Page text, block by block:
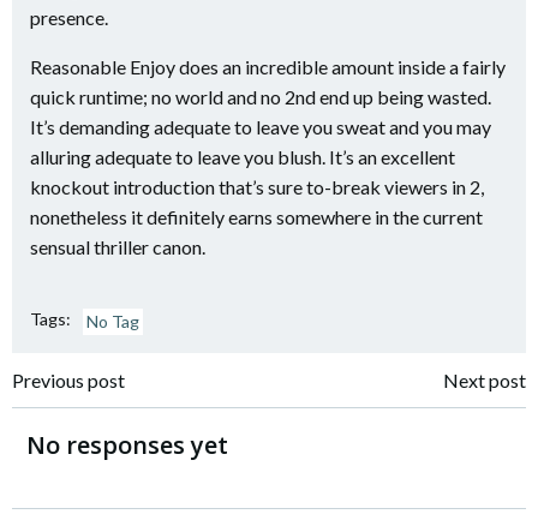
presence.
Reasonable Enjoy does an incredible amount inside a fairly
quick runtime; no world and no 2nd end up being wasted.
It’s demanding adequate to leave you sweat and you may
alluring adequate to leave you blush. It’s an excellent
knockout introduction that’s sure to-break viewers in 2,
nonetheless it definitely earns somewhere in the current
sensual thriller canon.
Tags: No Tag
Navigazione
articoli
Previous post
Navigazione
Next post
No responses yet